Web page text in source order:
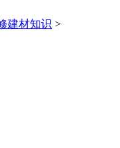
建材知识 >